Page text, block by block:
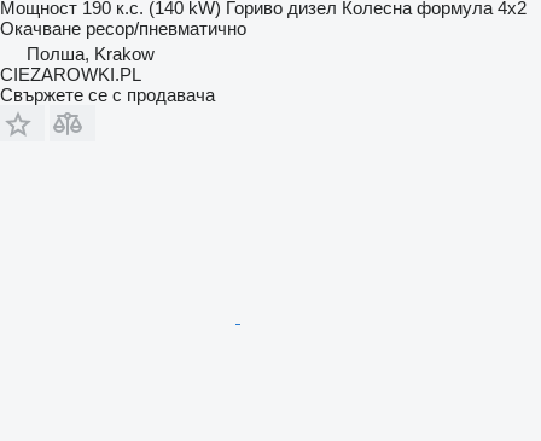
Мощност 190 к.с. (140 kW) Гориво дизел Колесна формула 4x2
Окачване ресор/пневматично
Полша, Krakow
CIEZAROWKI.PL
Свържете се с продавача